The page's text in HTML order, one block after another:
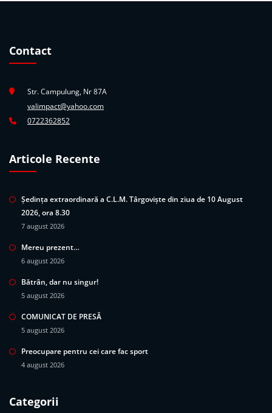
Contact
Str. Campulung, Nr 87A
valimpact@yahoo.com
0722362852
Articole Recente
Ședința extraordinară a C.L.M. Târgoviște din ziua de 10 August
2026, ora 8.30
7 august 2026
Mereu prezent…
6 august 2026
Bătrân, dar nu singur!
5 august 2026
COMUNICAT DE PRESĂ
5 august 2026
Preocupare pentru cei care fac sport
4 august 2026
Categorii